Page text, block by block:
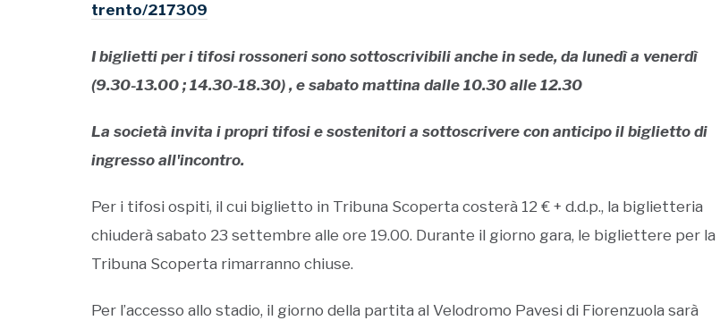
trento/217309
I biglietti per i tifosi rossoneri sono sottoscrivibili anche in sede, da lunedì a venerdì
(9.30-13.00 ; 14.30-18.30) , e sabato mattina dalle 10.30 alle 12.30
La società invita i propri tifosi e sostenitori a sottoscrivere con anticipo il biglietto di
ingresso all'incontro.
Per i tifosi ospiti, il cui biglietto in Tribuna Scoperta costerà 12 € + d.d.p., la biglietteria
chiuderà sabato 23 settembre alle ore 19.00. Durante il giorno gara, le bigliettere per la
Tribuna Scoperta rimarranno chiuse.
Per l’accesso allo stadio, il giorno della partita al Velodromo Pavesi di Fiorenzuola sarà